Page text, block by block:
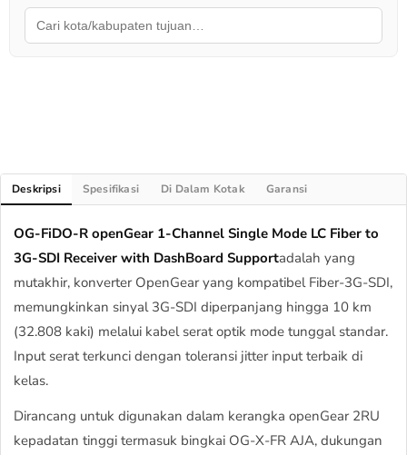
Deskripsi Spesifikasi Di Dalam Kotak Garansi
OG-FiDO-R openGear 1-Channel Single Mode LC Fiber to
3G-SDI Receiver with DashBoard Supportadalah yang
mutakhir, konverter OpenGear yang kompatibel Fiber-3G-SDI,
memungkinkan sinyal 3G-SDI diperpanjang hingga 10 km
(32.808 kaki) melalui kabel serat optik mode tunggal standar.
Input serat terkunci dengan toleransi jitter input terbaik di
kelas.
Dirancang untuk digunakan dalam kerangka openGear 2RU
kepadatan tinggi termasuk bingkai OG-X-FR AJA, dukungan